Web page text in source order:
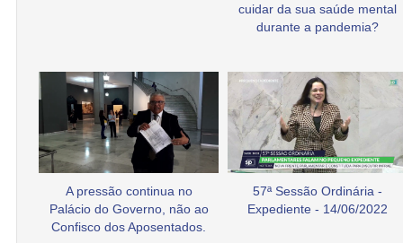
cuidar da sua saúde mental
durante a pandemia?
A pressão continua no
Palácio do Governo, não ao
Confisco dos Aposentados.
57ª Sessão Ordinária -
Expediente - 14/06/2022